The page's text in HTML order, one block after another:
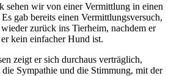
sehen wir von einer Vermittlung in einen
gab bereits einen Vermittlungsversuch,
zurück ins Tierheim, nachdem er
kein einfacher Hund ist.
zeigt er sich durchaus verträglich,
Sympathie und die Stimmung, mit der